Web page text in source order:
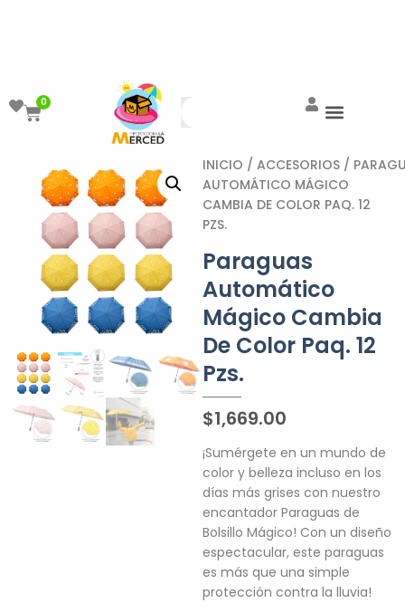
0
INICIO / ACCESORIOS /
AUTOMÁTICO MÁGICO
CAMBIA DE COLOR PAQ. 12
PZS.
Paraguas
Automático
Mágico Cambia
De Color Paq. 12
Pzs.
$1,669.00
¡Sumérgete en un mundo de
color y belleza incluso en los
días más grises con nuestro
encantador Paraguas de
Bolsillo Mágico! Con un diseño
espectacular, este paraguas
es más que una simple
protección contra la lluvia!